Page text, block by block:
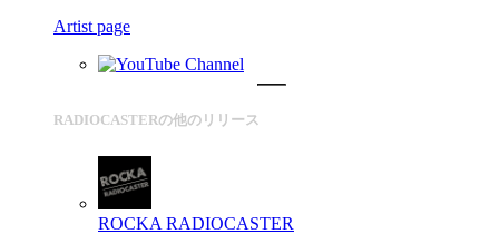
Artist page
RADIOCASTERの他のリリース
ROCKA RADIOCASTER